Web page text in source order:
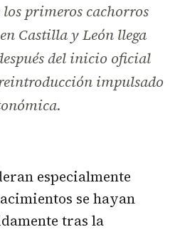
primeros cachorros
Castilla y León llega
del inicio oficial
impulsado
especialmente
se hayan
tras la